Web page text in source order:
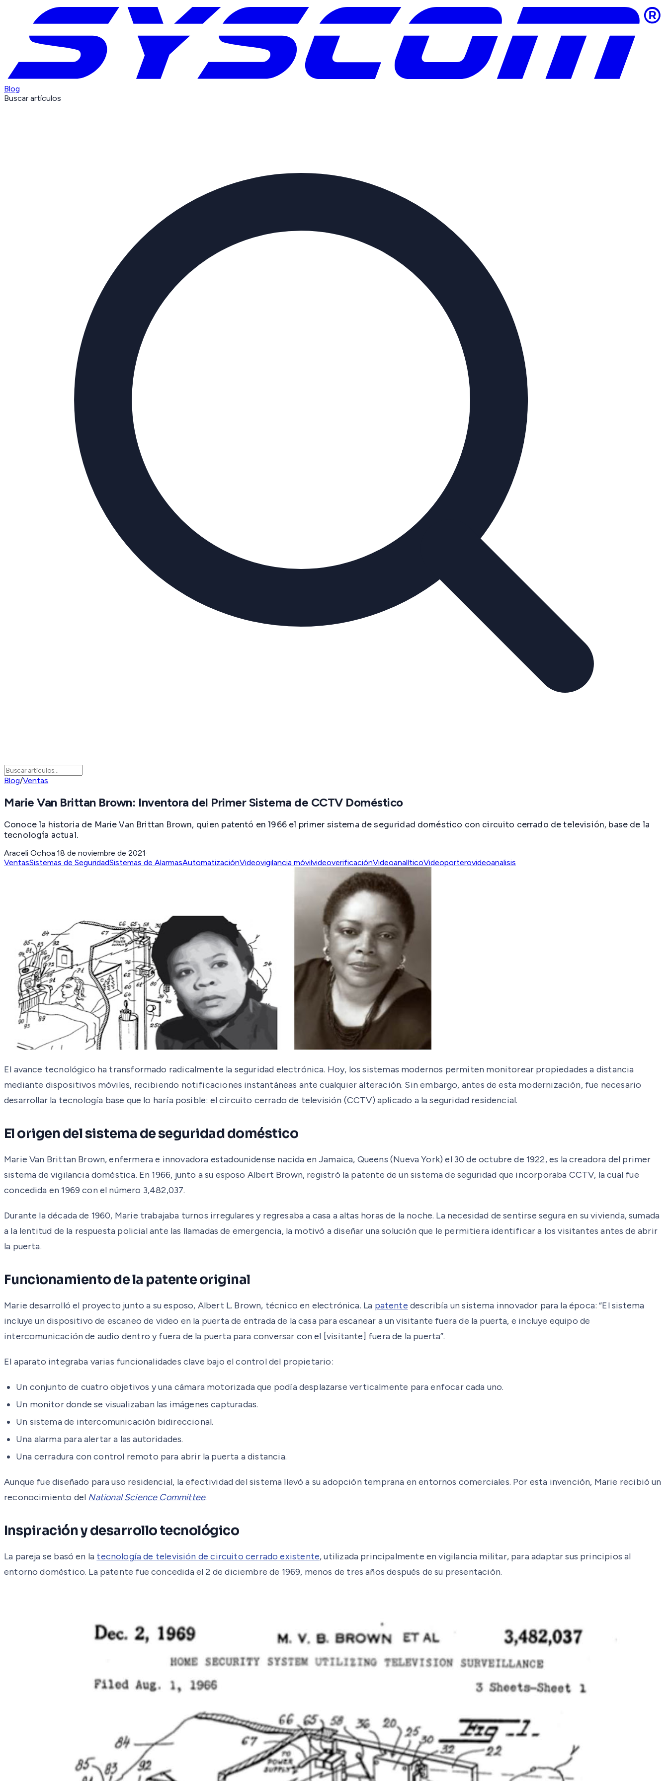
Blog
Buscar artículos
Blog/Ventas
Marie Van Brittan Brown: Inventora del Primer Sistema de CCTV Doméstico
Conoce la historia de Marie Van Brittan Brown, quien patentó en 1966 el primer sistema de seguridad doméstico con circuito cerrado de televisión, base de la
tecnología actual.
Araceli Ochoa·18 de noviembre de 2021·
VentasSistemas de SeguridadSistemas de AlarmasAutomatizaciónVideovigilancia móvilvideoverificaciónVideoanalíticoVideoporterovideoanalisis
El avance tecnológico ha transformado radicalmente la seguridad electrónica. Hoy, los sistemas modernos permiten monitorear propiedades a distancia
mediante dispositivos móviles, recibiendo notificaciones instantáneas ante cualquier alteración. Sin embargo, antes de esta modernización, fue necesario
desarrollar la tecnología base que lo haría posible: el circuito cerrado de televisión (CCTV) aplicado a la seguridad residencial.
El origen del sistema de seguridad doméstico
Marie Van Brittan Brown, enfermera e innovadora estadounidense nacida en Jamaica, Queens (Nueva York) el 30 de octubre de 1922, es la creadora del primer
sistema de vigilancia doméstica. En 1966, junto a su esposo Albert Brown, registró la patente de un sistema de seguridad que incorporaba CCTV, la cual fue
concedida en 1969 con el número 3,482,037.
Durante la década de 1960, Marie trabajaba turnos irregulares y regresaba a casa a altas horas de la noche. La necesidad de sentirse segura en su vivienda, sumada
a la lentitud de la respuesta policial ante las llamadas de emergencia, la motivó a diseñar una solución que le permitiera identificar a los visitantes antes de abrir
la puerta.
Funcionamiento de la patente original
Marie desarrolló el proyecto junto a su esposo, Albert L. Brown, técnico en electrónica. La patente describía un sistema innovador para la época: “El sistema
incluye un dispositivo de escaneo de video en la puerta de entrada de la casa para escanear a un visitante fuera de la puerta, e incluye equipo de
intercomunicación de audio dentro y fuera de la puerta para conversar con el [visitante] fuera de la puerta”.
El aparato integraba varias funcionalidades clave bajo el control del propietario:
Un conjunto de cuatro objetivos y una cámara motorizada que podía desplazarse verticalmente para enfocar cada uno.
Un monitor donde se visualizaban las imágenes capturadas.
Un sistema de intercomunicación bidireccional.
Una alarma para alertar a las autoridades.
Una cerradura con control remoto para abrir la puerta a distancia.
Aunque fue diseñado para uso residencial, la efectividad del sistema llevó a su adopción temprana en entornos comerciales. Por esta invención, Marie recibió un
reconocimiento del National Science Committee.
Inspiración y desarrollo tecnológico
La pareja se basó en la tecnología de televisión de circuito cerrado existente, utilizada principalmente en vigilancia militar, para adaptar sus principios al
entorno doméstico. La patente fue concedida el 2 de diciembre de 1969, menos de tres años después de su presentación.